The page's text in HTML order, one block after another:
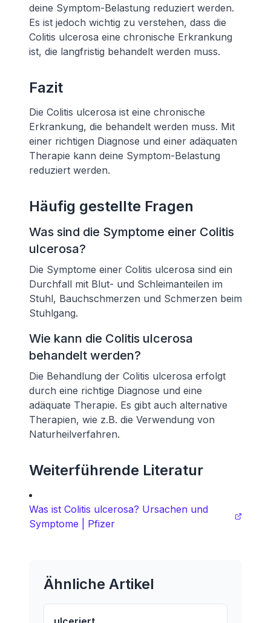
deine Symptom-Belastung reduziert werden.
Es ist jedoch wichtig zu verstehen, dass die
Colitis ulcerosa eine chronische Erkrankung
ist, die langfristig behandelt werden muss.
Fazit
Die Colitis ulcerosa ist eine chronische
Erkrankung, die behandelt werden muss. Mit
einer richtigen Diagnose und einer adäquaten
Therapie kann deine Symptom-Belastung
reduziert werden.
Häufig gestellte Fragen
Was sind die Symptome einer Colitis
ulcerosa?
Die Symptome einer Colitis ulcerosa sind ein
Durchfall mit Blut- und Schleimanteilen im
Stuhl, Bauchschmerzen und Schmerzen beim
Stuhlgang.
Wie kann die Colitis ulcerosa
behandelt werden?
Die Behandlung der Colitis ulcerosa erfolgt
durch eine richtige Diagnose und eine
adäquate Therapie. Es gibt auch alternative
Therapien, wie z.B. die Verwendung von
Naturheilverfahren.
Weiterführende Literatur
Was ist Colitis ulcerosa? Ursachen und
Symptome | Pfizer
Ähnliche Artikel